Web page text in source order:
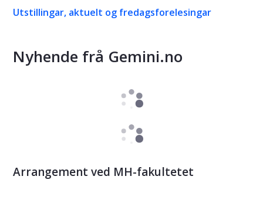
Utstillingar, aktuelt og fredagsforelesingar
Nyhende frå Gemini.no
Arrangement ved MH-fakultetet